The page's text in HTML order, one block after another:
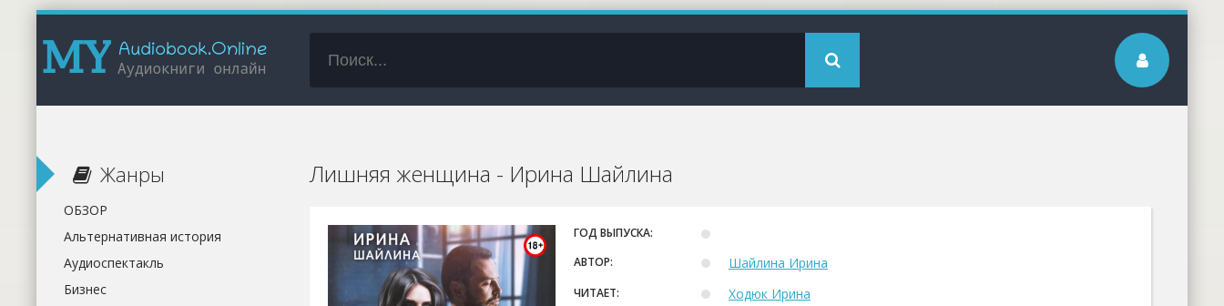
Лишняя женщина - Ирина Шайлина
ГОД ВЫПУСКА:
АВТОР:
Шайлина Ирина
ЧИТАЕТ: Ходюк Ирина
Жанры
ОБЗОР
Альтернативная история
Аудиоспектакль
Бизнес